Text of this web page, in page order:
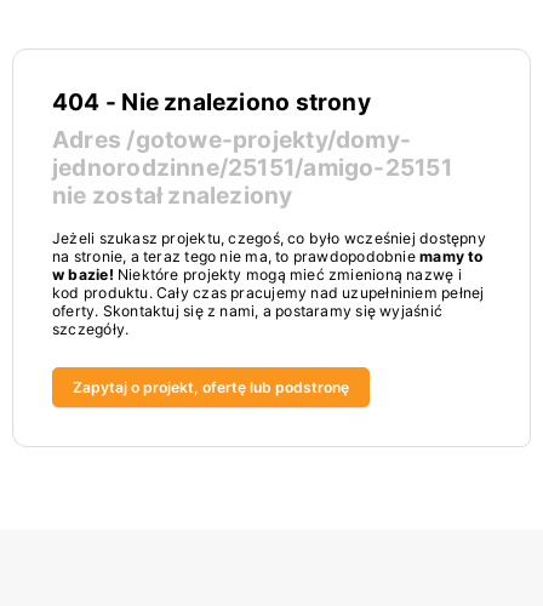
404 - Nie znaleziono strony
Adres /gotowe-projekty/domy-
jednorodzinne/25151/amigo-25151
nie został znaleziony
Jeżeli szukasz projektu, czegoś, co było wcześniej dostępny
na stronie, a teraz tego nie ma, to prawdopodobniemamy to
w bazie! Niektóre projekty mogą mieć zmienioną nazwę i
kod produktu. Cały czas pracujemy nad uzupełniniem pełnej
oferty. Skontaktuj się z nami, a postaramy się wyjaśnić
szczegóły.
Zapytaj o projekt, ofertę lub podstronę